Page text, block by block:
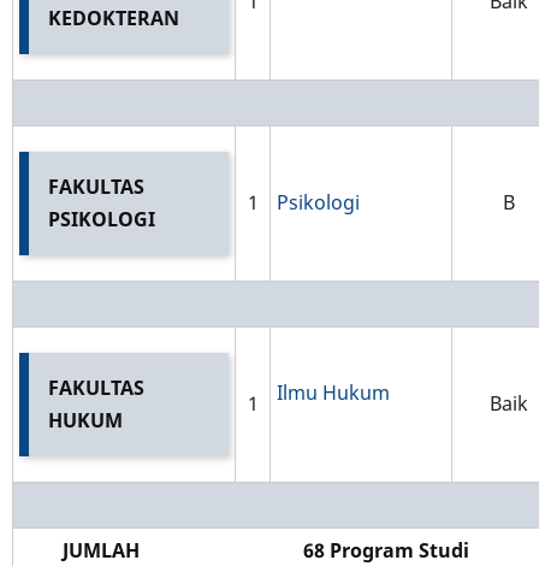
KEDOKTERAN
FAKULTAS
PSIKOLOGI
1 Psikologi B
FAKULTAS
HUKUM
1 Ilmu Hukum Baik
JUMLAH 68 Program Studi